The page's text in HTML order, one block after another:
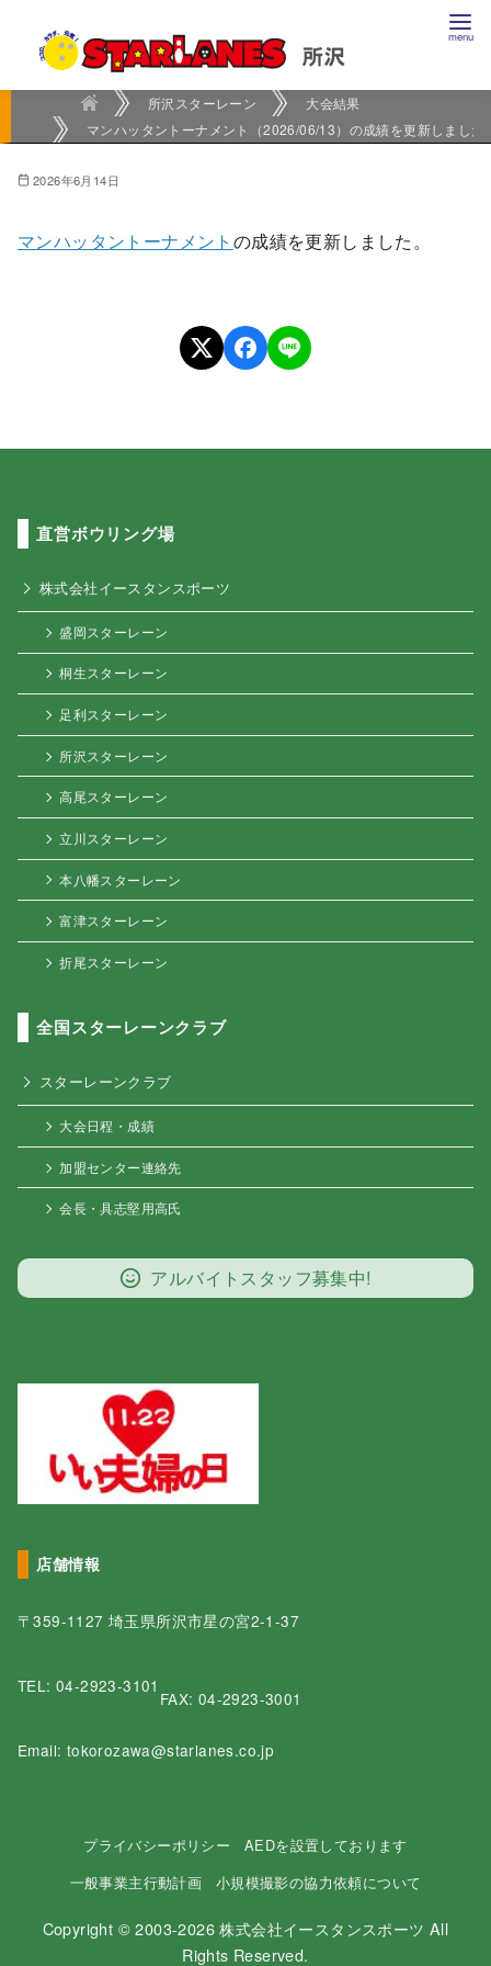
所沢スターレーン
大会結果
マンハッタントーナメント（2026/06/13）の成績を更新しました
2026年6月14日
マンハッタントーナメント の成績を更新しました。
直営ボウリング場
株式会社イースタンスポーツ
盛岡スターレーン
桐生スターレーン
足利スターレーン
所沢スターレーン
高尾スターレーン
立川スターレーン
本八幡スターレーン
富津スターレーン
折尾スターレーン
全国スターレーンクラブ
スターレーンクラブ
大会日程・成績
加盟センター連絡先
会長・具志堅用高氏
アルバイトスタッフ募集中!
店舗情報
〒359-1127 埼玉県所沢市星の宮2-1-37
TEL: 04-2923-3101
FAX: 04-2923-3001
Email: tokorozawa@starlanes.co.jp
プライバシーポリシー
AEDを設置しております
一般事業主行動計画
小規模撮影の協力依頼について
Copyright © 2003-2026 株式会社イースタンスポーツ All
Rights Reserved.